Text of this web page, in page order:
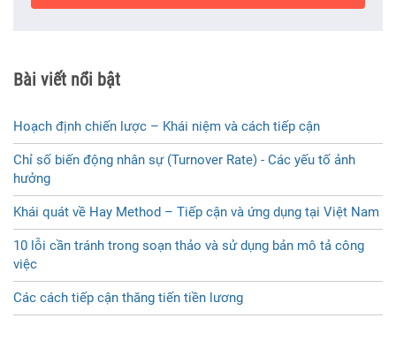
Bài viết nổi bật
Hoạch định chiến lược – Khái niệm và cách tiếp cận
Chỉ số biến động nhân sự (Turnover Rate) - Các yếu tố ảnh
hưởng
Khái quát về Hay Method – Tiếp cận và ứng dụng tại Việt Nam
10 lỗi cần tránh trong soạn thảo và sử dụng bản mô tả công
việc
Các cách tiếp cận thăng tiến tiền lương